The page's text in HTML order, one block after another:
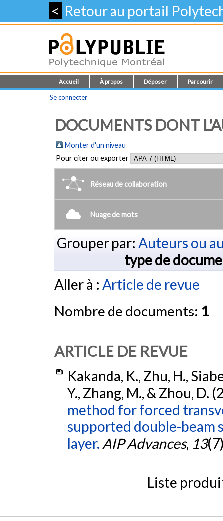
< Retour au portail
Accueil À propos Déposer Parcourir
Se connecter
DOCUMENTS DONT
Monter d'un niveau
Pour citer ou exporter
Réseau de collaboration
Nuage de mots
Grouper par: Auteurs ou
type de
Aller à : Article de revue
Nombre de documents: 1
ARTICLE DE REVUE
Kakanda, K., Zhu, H.,
Y., Zhang, M., & Zhou, D.
method for forced
supported double-beam
layer. AIP Advances, 13
Liste